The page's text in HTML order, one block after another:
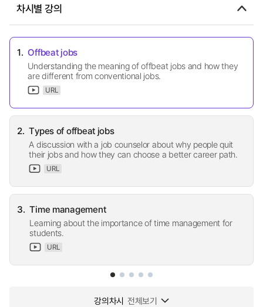
차시별 강의
1. Offbeat jobs
Understanding the meaning of offbeat jobs and how they
are different from conventional jobs.
URL
2. Types of offbeat jobs
A discussion with a job counselor about why people quit
their jobs and how they can choose a better career path.
URL
3. Time management
Learning about the importance of time management for
students.
URL
강의차시 전체보기